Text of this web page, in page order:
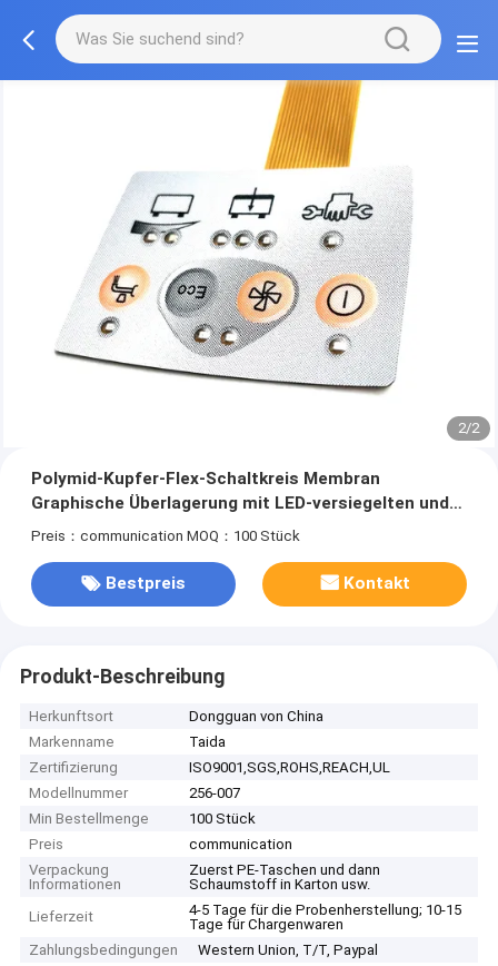
2/2
Polymid-Kupfer-Flex-Schaltkreis Membran
Graphische Überlagerung mit LED-versiegelten und
Schrägdruck
Preis：communication MOQ：100 Stück
Bestpreis Kontakt
Produkt-Beschreibung
Herkunftsort
Dongguan von China
Markenname
Taida
Zertifizierung
ISO9001,SGS,ROHS,REACH,UL
Modellnummer
256-007
Min Bestellmenge
100 Stück
Preis
communication
Verpackung
Informationen
Zuerst PE-Taschen und dann
Schaumstoff in Karton usw.
Lieferzeit
4-5 Tage für die Probenherstellung; 10-15
Tage für Chargenwaren
Zahlungsbedingungen
Western Union, T/T, Paypal